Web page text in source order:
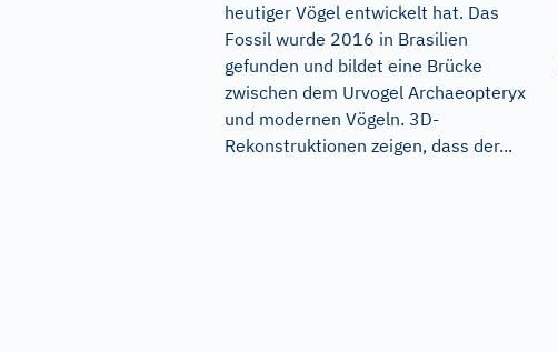
heutiger Vögel entwickelt hat. Das
Fossil wurde 2016 in Brasilien
gefunden und bildet eine Brücke
zwischen dem Urvogel Archaeopteryx
und modernen Vögeln. 3D-
Rekonstruktionen zeigen, dass der...